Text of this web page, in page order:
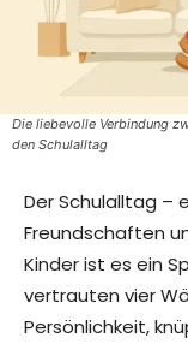
Die liebevolle Verbindung
den Schulalltag
Der Schulalltag –
Freundschaften
Kinder ist es ein
vertrauten vier
Persönlichkeit,